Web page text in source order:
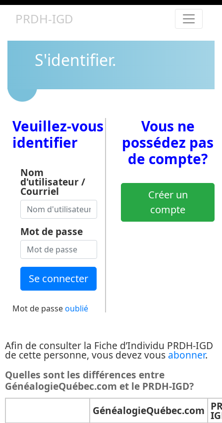
PRDH-IGD
S'identifier.
Veuillez-vous
identifier
Nom
d'utilisateur /
Courriel
Mot de passe
Mot de passeoublié
Vous ne
possédez pas
de compte?
Créer un
compte
Afin de consulter la Fiche d’Individu PRDH-IGD
de cette personne, vous devez vous abonner.
Quelles sont les différences entre
GénéalogieQuébec.com et le PRDH-IGD?
GénéalogieQuébec.com